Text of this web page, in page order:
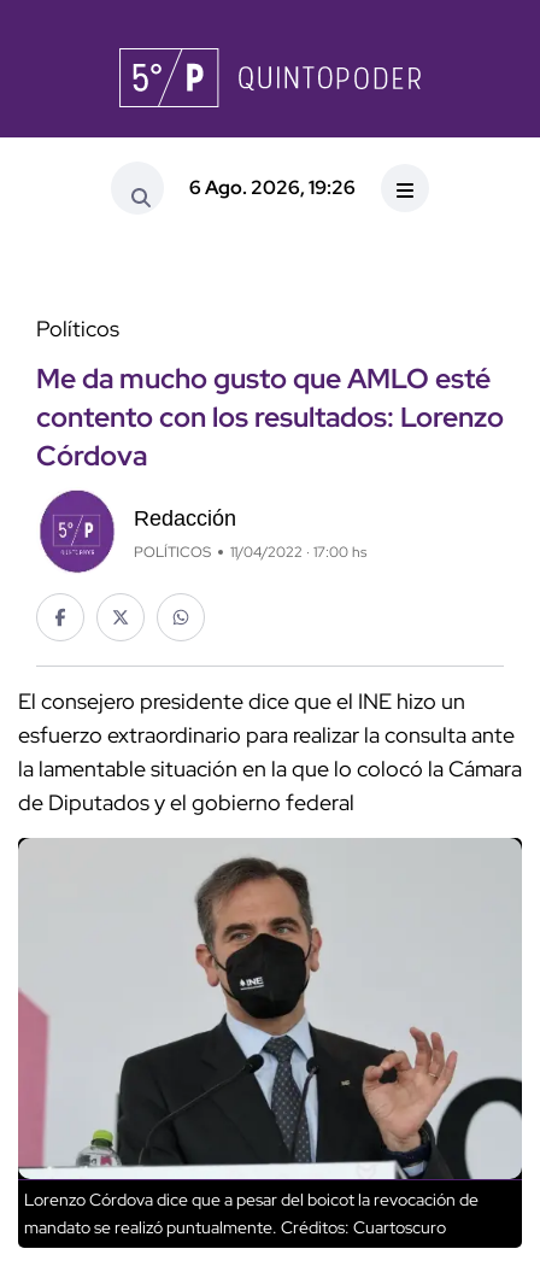
6 Ago. 2026, 19:26
Políticos
Me da mucho gusto que AMLO esté
contento con los resultados: Lorenzo
Córdova
Redacción
POLÍTICOS 11/04/2022 · 17:00 hs
El consejero presidente dice que el INE hizo un
esfuerzo extraordinario para realizar la consulta ante
la lamentable situación en la que lo colocó la Cámara
de Diputados y el gobierno federal
Lorenzo Córdova dice que a pesar del boicot la revocación de
mandato se realizó puntualmente. Créditos: Cuartoscuro